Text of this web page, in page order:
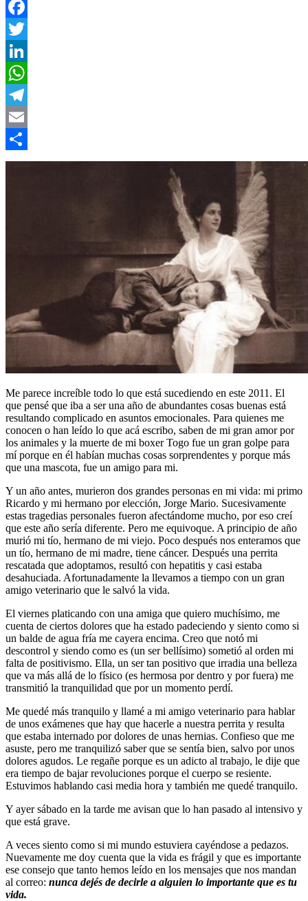
Facebook
Twitter
LinkedIn
WhatsApp
Telegram
Email
Compartir
Me parece increíble todo lo que está sucediendo en este 2011. El
que pensé que iba a ser una año de abundantes cosas buenas está
resultando complicado en asuntos emocionales. Para quienes me
conocen o han leído lo que acá escribo, saben de mi gran amor por
los animales y la muerte de mi boxer Togo fue un gran golpe para
mí porque en él habían muchas cosas sorprendentes y porque más
que una mascota, fue un amigo para mi.
Y un año antes, murieron dos grandes personas en mi vida: mi primo
Ricardo y mi hermano por elección, Jorge Mario. Sucesivamente
estas tragedias personales fueron afectándome mucho, por eso creí
que este año sería diferente. Pero me equivoque. A principio de año
murió mi tío, hermano de mi viejo. Poco después nos enteramos que
un tío, hermano de mi madre, tiene cáncer. Después una perrita
rescatada que adoptamos, resultó con hepatitis y casi estaba
desahuciada. Afortunadamente la llevamos a tiempo con un gran
amigo veterinario que le salvó la vida.
El viernes platicando con una amiga que quiero muchísimo, me
cuenta de ciertos dolores que ha estado padeciendo y siento como si
un balde de agua fría me cayera encima. Creo que notó mi
descontrol y siendo como es (un ser bellísimo) sometió al orden mi
falta de positivismo. Ella, un ser tan positivo que irradia una belleza
que va más allá de lo físico (es hermosa por dentro y por fuera) me
transmitió la tranquilidad que por un momento perdí.
Me quedé más tranquilo y llamé a mi amigo veterinario para hablar
de unos exámenes que hay que hacerle a nuestra perrita y resulta
que estaba internado por dolores de unas hernias. Confieso que me
asuste, pero me tranquilizó saber que se sentía bien, salvo por unos
dolores agudos. Le regañe porque es un adicto al trabajo, le dije que
era tiempo de bajar revoluciones porque el cuerpo se resiente.
Estuvimos hablando casi media hora y también me quedé tranquilo.
Y ayer sábado en la tarde me avisan que lo han pasado al intensivo y
que está grave.
A veces siento como si mi mundo estuviera cayéndose a pedazos.
Nuevamente me doy cuenta que la vida es frágil y que es importante
ese consejo que tanto hemos leído en los mensajes que nos mandan
al correo: nunca dejés de decirle a alguien lo importante que es tu
vida.